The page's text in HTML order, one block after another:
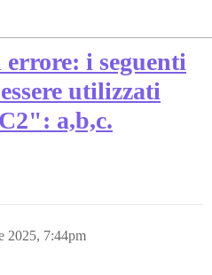
i seguenti
utilizzati
a,b,c.
2025, 7:44pm